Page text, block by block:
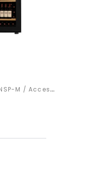
EuroCave V-INSP-M / Access Pack